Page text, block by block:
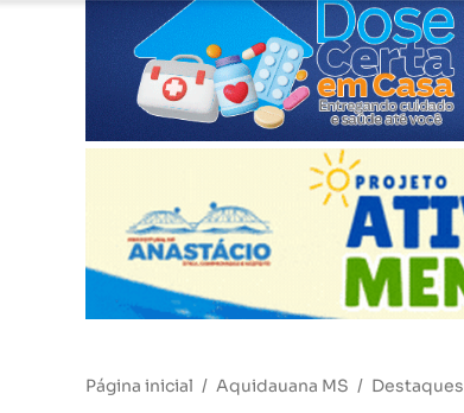
Página inicial Aquidauana MS Destaques